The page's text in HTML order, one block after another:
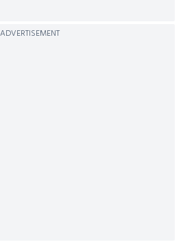
ADVERTISEMENT